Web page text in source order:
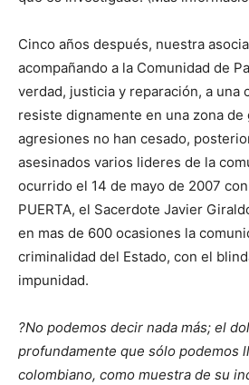
Cinco años después, nuestra
acompañando a la Comunidad de
verdad, justicia y reparación, a una
resiste dignamente en una zona de
agresiones no han cesado,
asesinados varios lideres de la
ocurrido el 14 de mayo de 2007 con
PUERTA, el Sacerdote Javier
en mas de 600 ocasiones la
criminalidad del Estado, con el
impunidad.
?No podemos decir nada más; el
profundamente que sólo podemos
colombiano, como muestra de su